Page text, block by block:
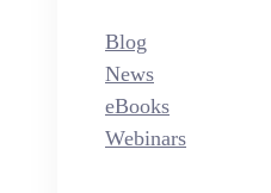
Blog
News
eBooks
Webinars